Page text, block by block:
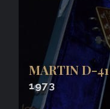
MARTIN D-41
1973